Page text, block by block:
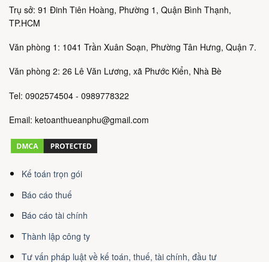
Trụ sở: 91 Đinh Tiên Hoàng, Phường 1, Quận Bình Thạnh,
TP.HCM
Văn phòng 1: 1041 Trần Xuân Soạn, Phường Tân Hưng, Quận 7.
Văn phòng 2: 26 Lê Văn Lương, xã Phước Kiển, Nhà Bè
Tel: 0902574504 - 0989778322
Email: ketoanthueanphu@gmail.com
Kế toán trọn gói
Báo cáo thuế
Báo cáo tài chính
Thành lập công ty
Tư vấn pháp luật về kế toán, thuế, tài chính, đầu tư